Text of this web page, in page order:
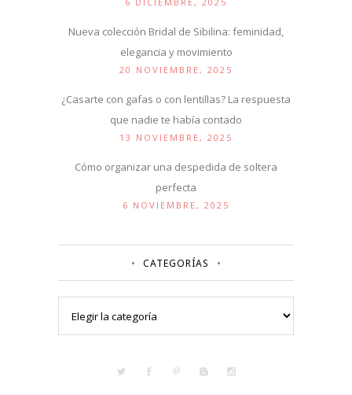
Nueva colección Bridal de Sibilina: feminidad,
elegancia y movimiento
20 NOVIEMBRE, 2025
¿Casarte con gafas o con lentillas? La respuesta
que nadie te había contado
13 NOVIEMBRE, 2025
Cómo organizar una despedida de soltera
perfecta
6 NOVIEMBRE, 2025
CATEGORÍAS